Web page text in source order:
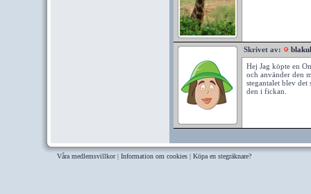
Skrivet av:
Hej Jag köpte en
och använder den
stegantalet blev det
den i fickan.
Våra medlemsvillkor| Information om cookies | Köpa en stegräknare?